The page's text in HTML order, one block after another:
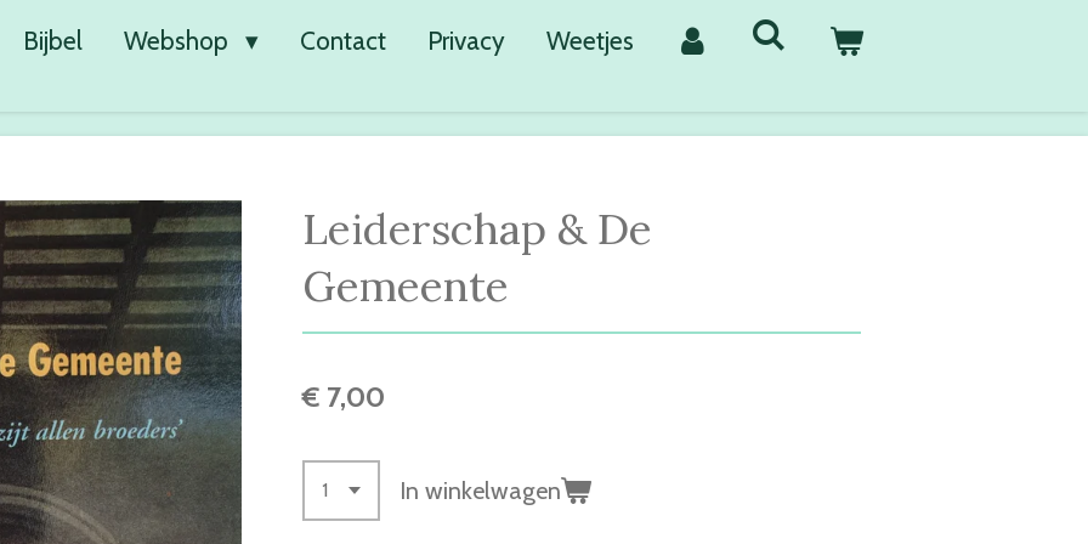
Bijbel Webshop Contact Privacy Weetjes
Leiderschap & De
Gemeente
€ 7,00
In winkelwagen